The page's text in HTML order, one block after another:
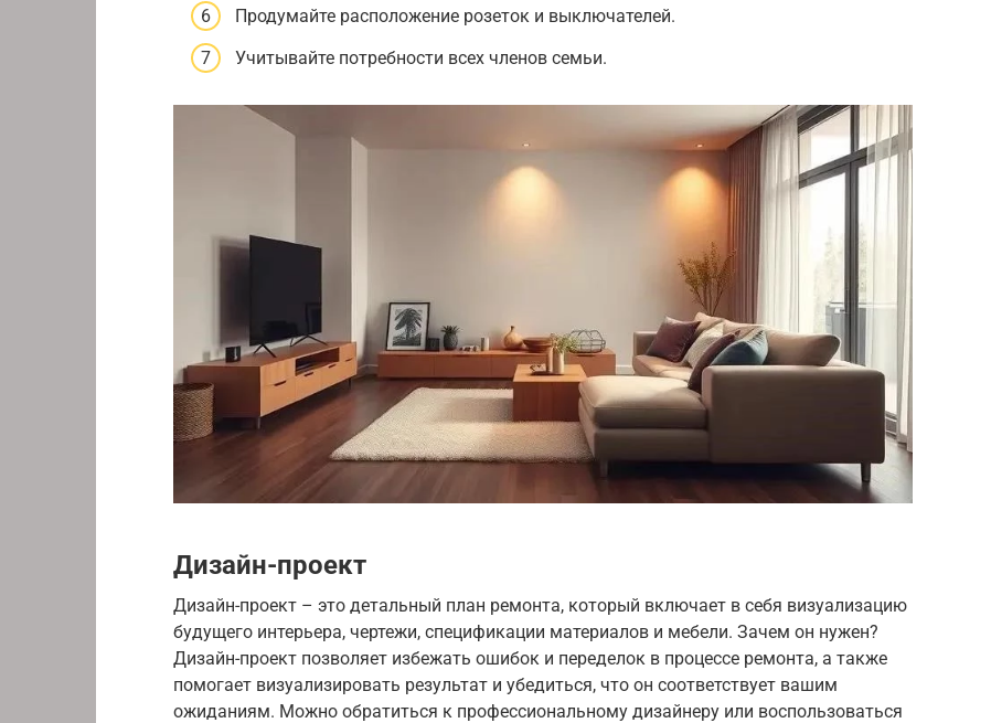
Продумайте расположение розеток и выключателей.
Учитывайте потребности всех членов семьи.
Дизайн-проект
Дизайн-проект – это детальный план ремонта, который включает в себя визуализацию
будущего интерьера, чертежи, спецификации материалов и мебели. Зачем он нужен?
Дизайн-проект позволяет избежать ошибок и переделок в процессе ремонта, а также
помогает визуализировать результат и убедиться, что он соответствует вашим
ожиданиям. Можно обратиться к профессиональному дизайнеру или воспользоваться